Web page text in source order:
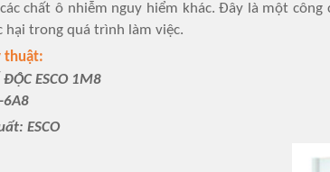
chất ô nhiễm nguy hiểm khác. Đây là một
hại trong quá trình làm việc.
thuật:
ĐỘC ESCO 1M8
6A8
ESCO